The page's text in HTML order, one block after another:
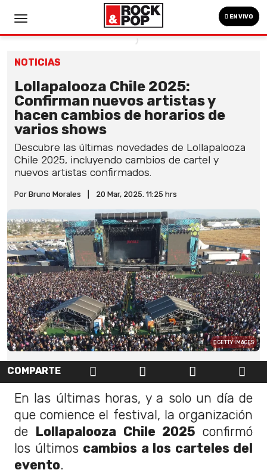
EN VIVO
NOTICIAS
Lollapalooza Chile 2025:
Confirman nuevos artistas y
hacen cambios de horarios de
varios shows
Descubre las últimas novedades de Lollapalooza
Chile 2025, incluyendo cambios de cartel y
nuevos artistas confirmados.
Por Bruno Morales 20 Mar, 2025. 11:25 hrs
GETTY IMAGES
COMPARTE
En las últimas horas, y a solo un día de
que comience el festival, la organización
de Lollapalooza Chile 2025 confirmó
los últimos cambios a los carteles del
evento.